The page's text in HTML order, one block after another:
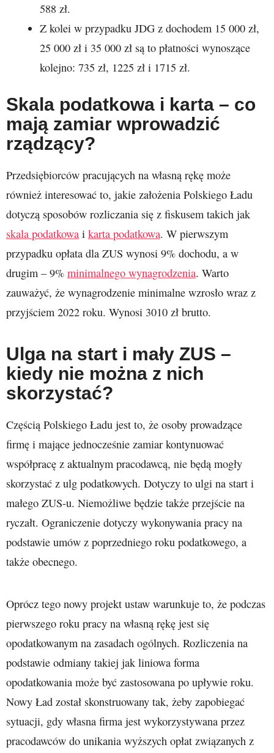
588 zł.
Z kolei w przypadku JDG z dochodem 15 000 zł,
25 000 zł i 35 000 zł są to płatności wynoszące
kolejno: 735 zł, 1225 zł i 1715 zł.
Skala podatkowa i karta – co
mają zamiar wprowadzić
rządzący?
Przedsiębiorców pracujących na własną rękę może
również interesować to, jakie założenia Polskiego Ładu
dotyczą sposobów rozliczania się z fiskusem takich jak
skala podatkowa i karta podatkowa. W pierwszym
przypadku opłata dla ZUS wynosi 9% dochodu, a w
drugim – 9% minimalnego wynagrodzenia. Warto
zauważyć, że wynagrodzenie minimalne wzrosło wraz z
przyjściem 2022 roku. Wynosi 3010 zł brutto.
Ulga na start i mały ZUS –
kiedy nie można z nich
skorzystać?
Częścią Polskiego Ładu jest to, że osoby prowadzące
firmę i mające jednocześnie zamiar kontynuować
współpracę z aktualnym pracodawcą, nie będą mogły
skorzystać z ulg podatkowych. Dotyczy to ulgi na start i
małego ZUS-u. Niemożliwe będzie także przejście na
ryczałt. Ograniczenie dotyczy wykonywania pracy na
podstawie umów z poprzedniego roku podatkowego, a
także obecnego.
Oprócz tego nowy projekt ustaw warunkuje to, że podczas
pierwszego roku pracy na własną rękę jest się
opodatkowanym na zasadach ogólnych. Rozliczenia na
podstawie odmiany takiej jak liniowa forma
opodatkowania może być zastosowana po upływie roku.
Nowy Ład został skonstruowany tak, żeby zapobiegać
sytuacji, gdy własna firma jest wykorzystywana przez
pracodawców do unikania wyższych opłat związanych z